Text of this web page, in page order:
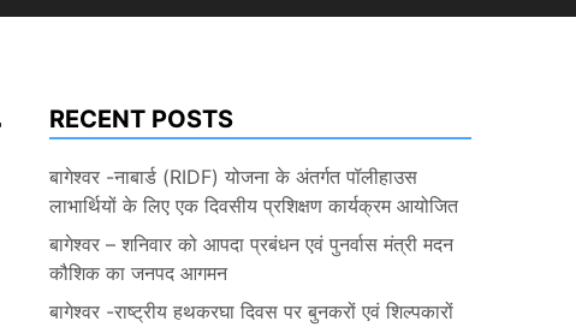
RECENT POSTS
बागेश्वर -नाबार्ड (RIDF) योजना के अंतर्गत पॉलीहाउस
लाभार्थियों के लिए एक दिवसीय प्रशिक्षण कार्यक्रम आयोजित
बागेश्वर – शनिवार को आपदा प्रबंधन एवं पुनर्वास मंत्री मदन
कौशिक का जनपद आगमन
बागेश्वर -राष्ट्रीय हथकरघा दिवस पर बुनकरों एवं शिल्पकारों